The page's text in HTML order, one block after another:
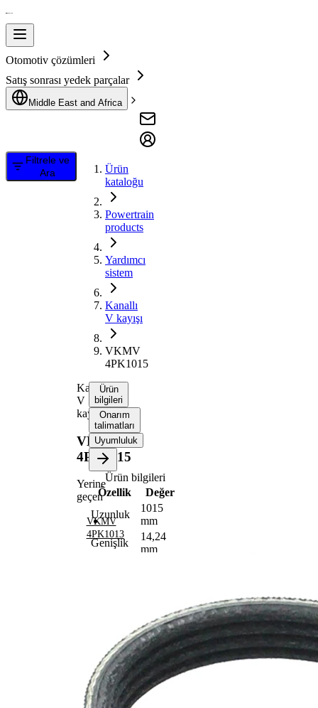
Otomotiv çözümleri
Satış sonrası yedek parçalar
Middle East and Africa
Filtrele ve
Ara
Ürün
kataloğu
Powertrain
products
Yardımcı
sistem
Kanallı
V kayışı
VKMV
4PK1015
Kanallı
V
kayışı
VKMV
4PK1015
Yerine
geçen
VKMV
4PK1013
Ürün
bilgileri
Onarım
talimatları
Uyumluluk
Ürün bilgileri
Özellik
Değer
Uzunluk
1015
mm
Genişlik
14,24
mm
maddesi
mevcut
değil!
Kayış
malzemesi
EPDM
(Etilen
Propilen
Dien